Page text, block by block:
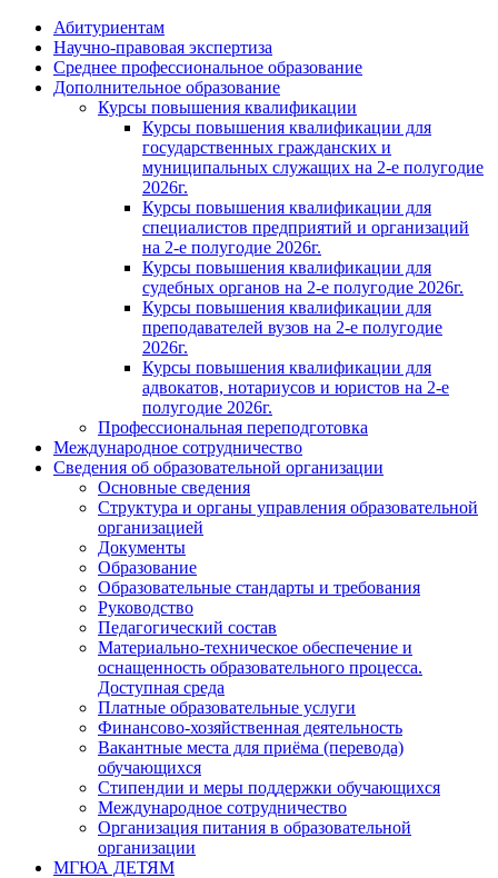
Абитуриентам
Научно-правовая экспертиза
Cреднее профессиональное образование
Дополнительное образование
Курсы повышения квалификации
Курсы повышения квалификации для
государственных гражданских и
муниципальных служащих на 2-е полугодие
2026г.
Курсы повышения квалификации для
специалистов предприятий и организаций
на 2-е полугодие 2026г.
Курсы повышения квалификации для
судебных органов на 2-е полугодие 2026г.
Курсы повышения квалификации для
преподавателей вузов на 2-е полугодие
2026г.
Курсы повышения квалификации для
адвокатов, нотариусов и юристов на 2-е
полугодие 2026г.
Профессиональная переподготовка
Международное сотрудничество
Сведения об образовательной организации
Основные сведения
Структура и органы управления образовательной
организацией
Документы
Образование
Образовательные стандарты и требования
Руководство
Педагогический состав
Материально-техническое обеспечение и
оснащенность образовательного процесса.
Доступная среда
Платные образовательные услуги
Финансово-хозяйственная деятельность
Вакантные места для приёма (перевода)
обучающихся
Стипендии и меры поддержки обучающихся
Международное сотрудничество
Организация питания в образовательной
организации
МГЮА ДЕТЯМ